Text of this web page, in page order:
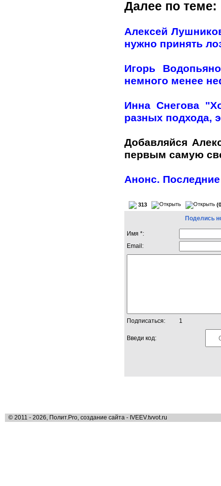
Далее по теме:
Алексей
нужно принять
Игорь
немного менее
Инна Снегова
разных подхода,
Добавляйся
первым самую
Анонс.
313
Поделись
Имя *:
Email:
Подписаться: 1
Введи код:
© 2011 - 2026, Полит.Pro, создание сайта - IVEEV.tvvot.ru